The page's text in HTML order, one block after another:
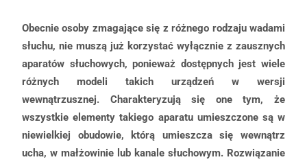
Obecnie osoby zmagające się z różnego rodzaju wadami
słuchu, nie muszą już korzystać wyłącznie z zausznych
aparatów słuchowych, ponieważ dostępnych jest wiele
różnych modeli takich urządzeń w wersji
wewnątrzusznej. Charakteryzują się one tym, że
wszystkie elementy takiego aparatu umieszczone są w
niewielkiej obudowie, którą umieszcza się wewnątrz
ucha, w małżowinie lub kanale słuchowym. Rozwiązanie